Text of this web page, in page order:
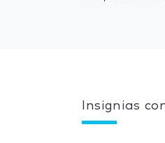
Insignias